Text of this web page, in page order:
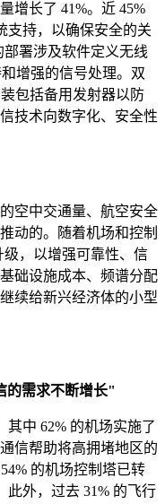
增长了 41%。近 45%
支持，以确保安全的关
署涉及软件定义无线
增强的信号处理。双
包括备用发射器以防
技术向数字化、安全性
空中交通量、航空安全
动的。随着机场和控制
，以增强可靠性、信
础设施成本、频谱分配
续给新兴经济体的小型
的需求不断增长"
中 62% 的机场实施了
信帮助将高拥堵地区的
的机场控制塔已转
此外，过去 31% 的飞行